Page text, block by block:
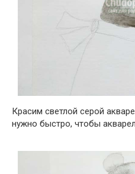
Красим светлой серой
нужно быстро, чтобы